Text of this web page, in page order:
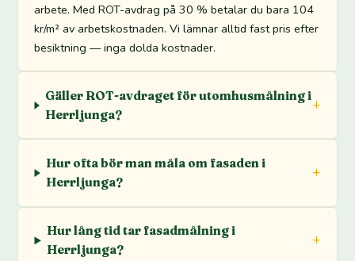
arbete. Med ROT-avdrag på 30 % betalar du bara 104
kr/m² av arbetskostnaden. Vi lämnar alltid fast pris efter
besiktning — inga dolda kostnader.
Gäller ROT-avdraget för utomhusmålning i
Herrljunga?
Hur ofta bör man måla om fasaden i
Herrljunga?
Hur lång tid tar fasadmålning i
Herrljunga?